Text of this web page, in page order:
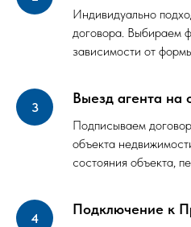
Индивидуально
договора. Выбираем
зависимости от
Выезд агента на
Подписываем
объекта
состояния объекта,
Подключение к